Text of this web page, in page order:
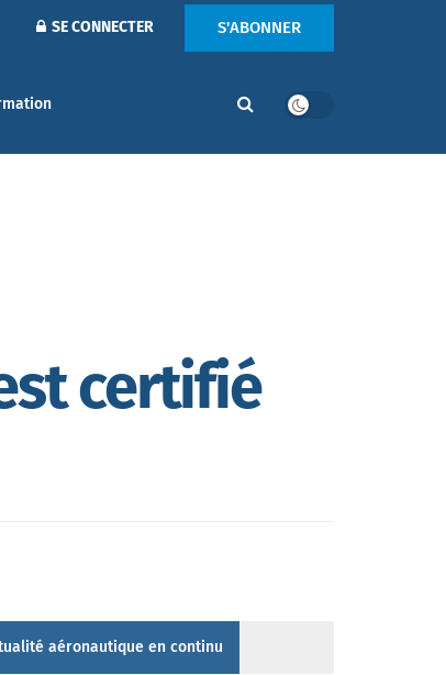
SE CONNECTER S'ABONNER
certifié
aéronautique en continu